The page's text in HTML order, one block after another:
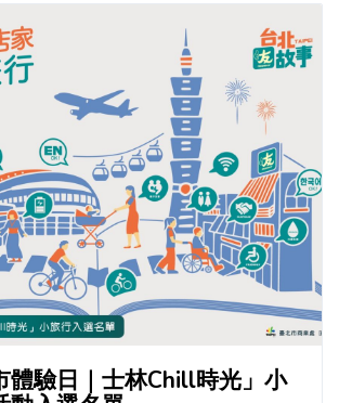
體驗日｜士林Chill時光」小